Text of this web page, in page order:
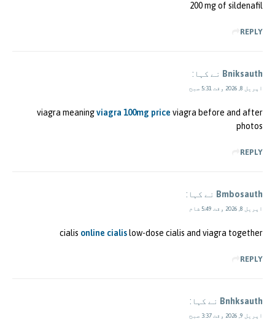
200 mg of sildenafil
REPLY
Bniksauth نے کہا:
اپریل 8, 2026 وقت 5:31 صبح
viagra meaningviagra 100mg price viagra before and after
photos
REPLY
Bmbosauth نے کہا:
اپریل 8, 2026 وقت 5:49 شام
cialis online cialislow-dose cialis and viagra together
REPLY
Bnhksauth نے کہا:
اپریل 9, 2026 وقت 3:37 صبح